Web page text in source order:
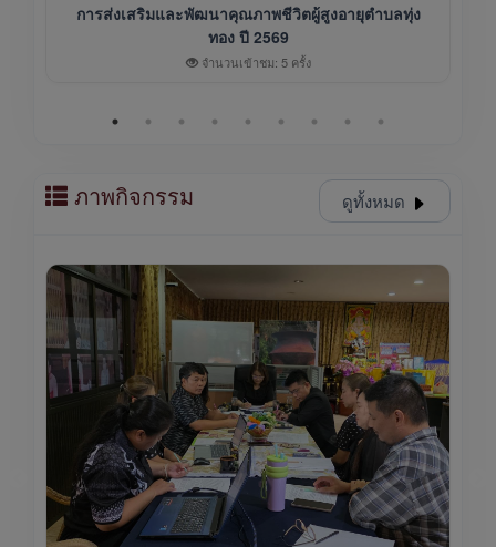
การส่งเสริมและพัฒนาคุณภาพชีวิตผู้สูงอายุตำบลทุ่ง
ทอง ปี 2569
จำนวนเข้าชม: 5 ครั้ง
ภาพกิจกรรม ดูทั้งหมด